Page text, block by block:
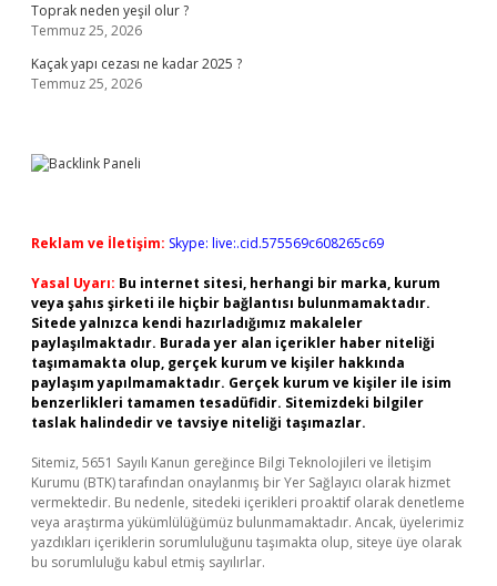
Toprak neden yeşil olur ?
Temmuz 25, 2026
Kaçak yapı cezası ne kadar 2025 ?
Temmuz 25, 2026
Reklam ve İletişim: Skype: live:.cid.575569c608265c69
Yasal Uyarı: Bu internet sitesi, herhangi bir marka, kurum
veya şahıs şirketi ile hiçbir bağlantısı bulunmamaktadır.
Sitede yalnızca kendi hazırladığımız makaleler
paylaşılmaktadır. Burada yer alan içerikler haber niteliği
taşımamakta olup, gerçek kurum ve kişiler hakkında
paylaşım yapılmamaktadır. Gerçek kurum ve kişiler ile isim
benzerlikleri tamamen tesadüfidir. Sitemizdeki bilgiler
taslak halindedir ve tavsiye niteliği taşımazlar.
Sitemiz, 5651 Sayılı Kanun gereğince Bilgi Teknolojileri ve İletişim
Kurumu (BTK) tarafından onaylanmış bir Yer Sağlayıcı olarak hizmet
vermektedir. Bu nedenle, sitedeki içerikleri proaktif olarak denetleme
veya araştırma yükümlülüğümüz bulunmamaktadır. Ancak, üyelerimiz
yazdıkları içeriklerin sorumluluğunu taşımakta olup, siteye üye olarak
bu sorumluluğu kabul etmiş sayılırlar.